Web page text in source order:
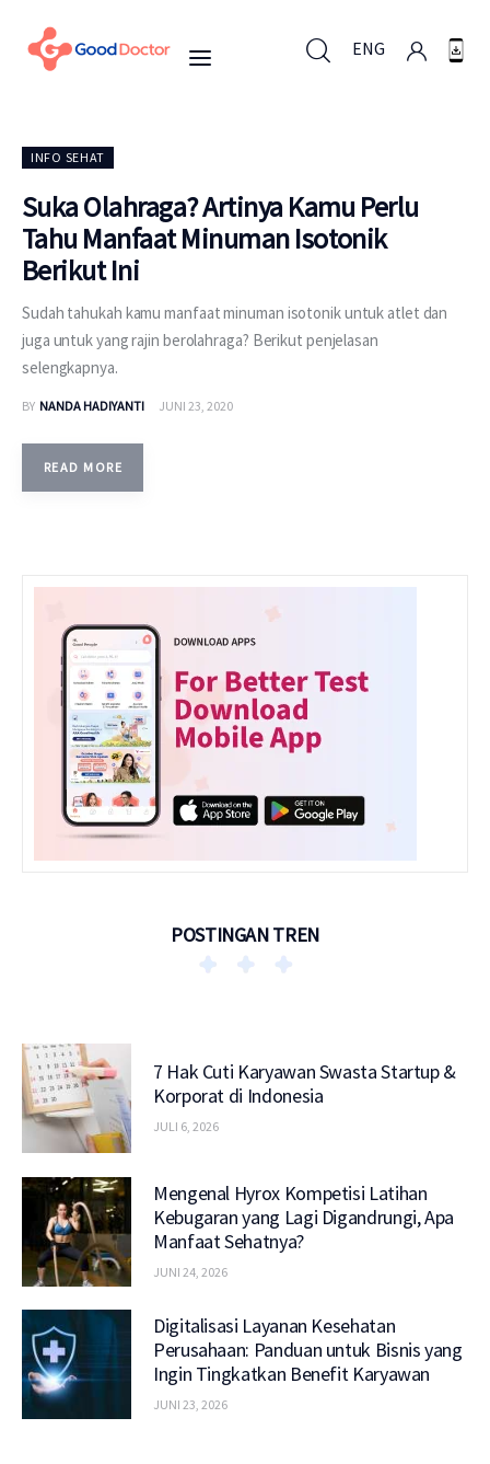
ENG
Untuk Bisnis
Untuk Anda
Mengapa Good Doctor
Berita
Layanan
INFO SEHAT
Suka Olahraga? Artinya Kamu Perlu
Tahu Manfaat Minuman Isotonik
Berikut Ini
Sudah tahukah kamu manfaat minuman isotonik untuk atlet dan
juga untuk yang rajin berolahraga? Berikut penjelasan
selengkapnya.
BY NANDA HADIYANTI JUNI 23, 2020
READ MORE
POSTINGAN TREN
7 Hak Cuti Karyawan Swasta Startup &
Korporat di Indonesia
JULI 6, 2026
Mengenal Hyrox Kompetisi Latihan
Kebugaran yang Lagi Digandrungi, Apa
Manfaat Sehatnya?
JUNI 24, 2026
Digitalisasi Layanan Kesehatan
Perusahaan: Panduan untuk Bisnis yang
Ingin Tingkatkan Benefit Karyawan
JUNI 23, 2026